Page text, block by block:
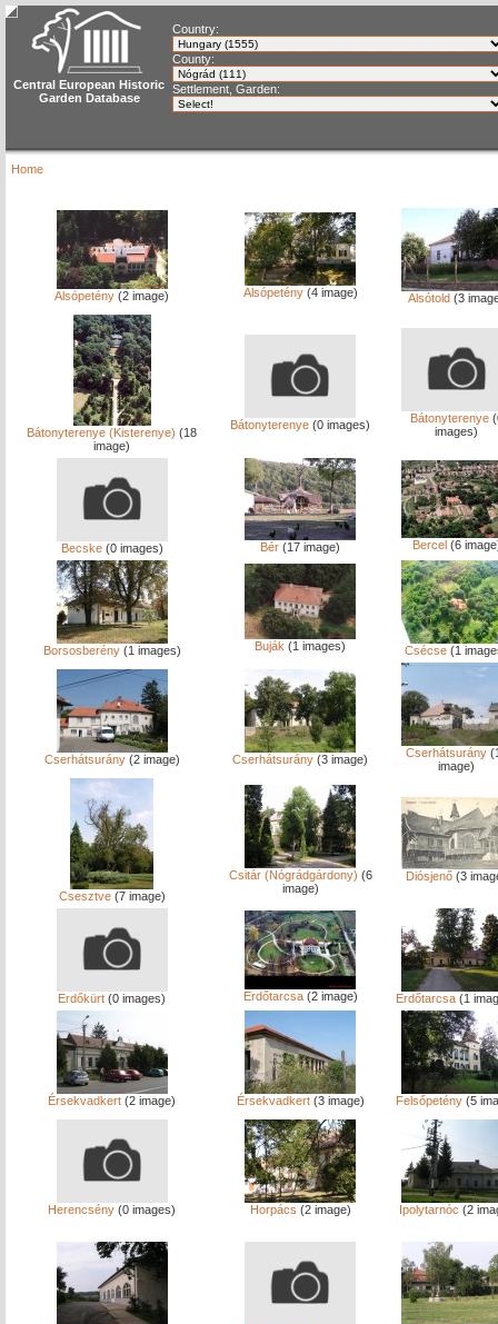
Central European Historic
Garden Database
Country:
County:
Settlement, Garden:
Home
Alsópetény (2 image) Alsópetény(4 image) Alsótold (3
Bátonyterenye (Kisterenye) (18
image)
Bátonyterenye (0 images) Bátonyterenye
images)
Becske(0 images) Bér (17 image) Bercel(6
Borsosberény(1 images) Buják (1 images) Csécse (1
Cserhátsurány(2 image) Cserhátsurány (3 image) Cserhátsurány
image)
Csesztve(7 image)
Csitár (Nógrádgárdony) (6
image)
Diósjenő (3
Erdőkürt (0 images) Erdőtarcsa(2 image) Erdőtarcsa (1
Érsekvadkert (2 image) Érsekvadkert(3 image) Felsőpetény (5
Herencsény (0 images) Horpács (2 image) Ipolytarnóc (2